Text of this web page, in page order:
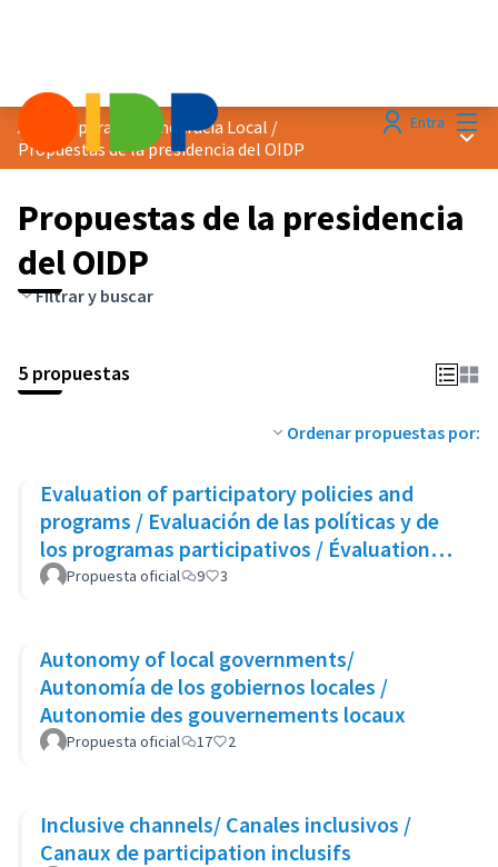
Entra
Agenda para la Democracia Local /
Propuestas de la presidencia del OIDP
Propuestas de la presidencia
del OIDP
Filtrar y buscar
5 propuestas
Ordenar propuestas por:
Evaluation of participatory policies and
programs / Evaluación de las políticas y de
los programas participativos / Évaluation
des politiques et des programmes
Propuesta oficial 9 3
Autonomy of local governments/
Autonomía de los gobiernos locales /
Autonomie des gouvernements locaux
Propuesta oficial 17 2
Inclusive channels/ Canales inclusivos /
Canaux de participation inclusifs